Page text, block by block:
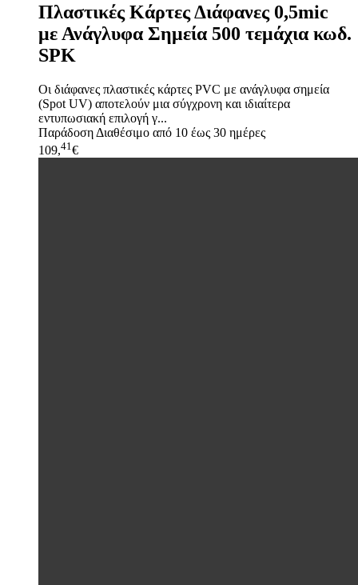
Πλαστικές Κάρτες Διάφανες 0,5mic
με Ανάγλυφα Σημεία 500 τεμάχια κωδ.
SPK
Οι διάφανες πλαστικές κάρτες PVC με ανάγλυφα σημεία
(Spot UV) αποτελούν μια σύγχρονη και ιδιαίτερα
εντυπωσιακή επιλογή γ...
Παράδοση Διαθέσιμο από 10 έως 30 ημέρες
109,41 €